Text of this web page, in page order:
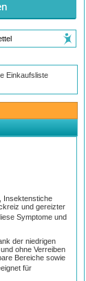
Einkaufsliste
Insektenstiche
und gereizter
Symptome und
der niedrigen
ohne Verreiben
Bereiche sowie
für